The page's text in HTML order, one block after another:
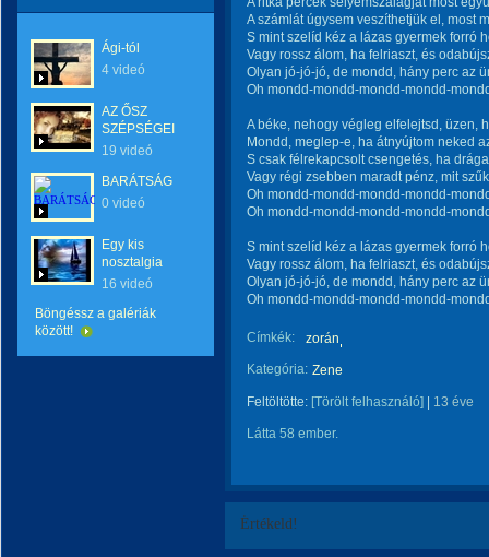
Ági-tól
4 videó
AZ ŐSZ
SZÉPSÉGEI
19 videó
BARÁTSÁG
0 videó
Egy kis
nosztalgia
16 videó
Böngéssz a galériák
között!
A számlát úgysem veszíthetjük el, most
S mint szelíd kéz a lázas gyermek forró
Vagy rossz álom, ha felriaszt, és
Olyan jó-jó-jó, de mondd, hány perc az
Oh mondd-mondd-mondd-mondd-
A béke, nehogy végleg elfelejtsd, üzen,
Mondd, meglep-e, ha átnyújtom neked
S csak félrekapcsolt csengetés, ha
Vagy régi zsebben maradt pénz, mit
Oh mondd-mondd-mondd-mondd-
Oh mondd-mondd-mondd-mondd-
S mint szelíd kéz a lázas gyermek forró
Vagy rossz álom, ha felriaszt, és
Olyan jó-jó-jó, de mondd, hány perc az
Oh mondd-mondd-mondd-mondd-
Címkék:
zorán
Kategória: Zene
Feltöltötte: [Törölt felhasználó] 13 éve
Látta 58 ember.
Értékeld!